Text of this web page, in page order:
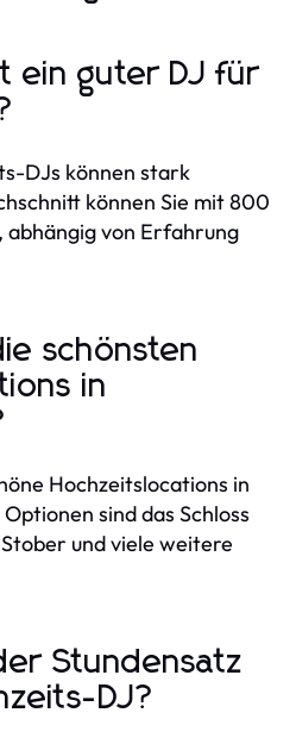
ein guter DJ für
DJs können stark
können Sie mit 800
abhängig von Erfahrung
schönsten
in
Hochzeitslocations in
sind das Schloss
und viele weitere
Stundensatz
DJ?